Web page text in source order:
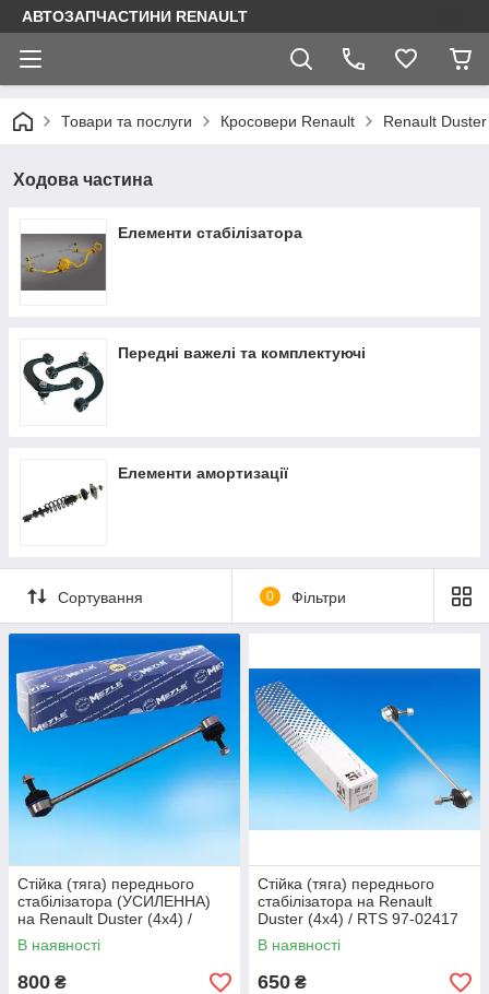
АВТОЗАПЧАСТИНИ RENAULT
Товари та послуги Кросовери Renault Renault Duster
Ходова частина
Елементи стабілізатора
Передні важелі та комплектуючі
Елементи амортизації
Сортування 0 Фільтри
Стійка (тяга) переднього
стабілізатора (УСИЛЕННА)
на Renault Duster (4x4) /
MEYLE 516 060 0000/HD
В наявності
800 ₴
Стійка (тяга) переднього
стабілізатора на Renault
Duster (4x4) / RTS 97-02417
В наявності
650 ₴